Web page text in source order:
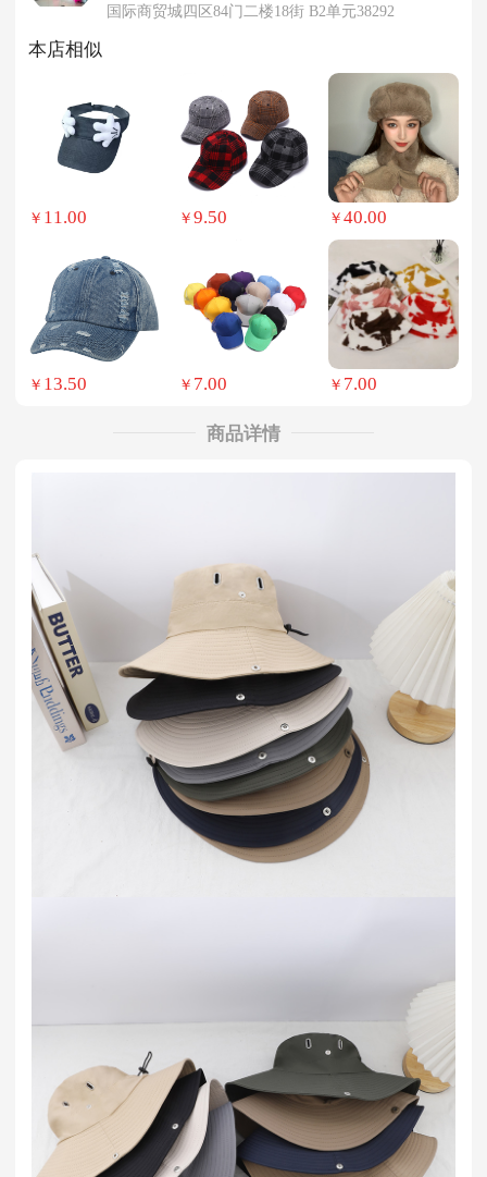
国际商贸城四区84门二楼18街 B2单元38292
本店相似
￥ 11.00 ￥9.50 ￥40.00
￥ 13.50 ￥ 7.00 ￥ 7.00
商品详情